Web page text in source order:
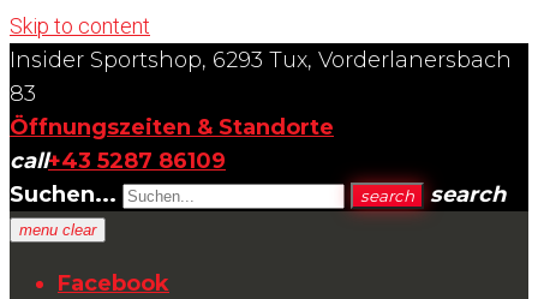
Skip to content
Insider Sportshop, 6293 Tux, Vorderlanersbach
83
Öffnungszeiten & Standorte
call+43 5287 86109
Suchen...
search search
menu clear
Facebook